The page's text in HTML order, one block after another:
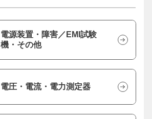
電源装置・障害／EMI試験
機・その他
電圧・電流・電力測定器